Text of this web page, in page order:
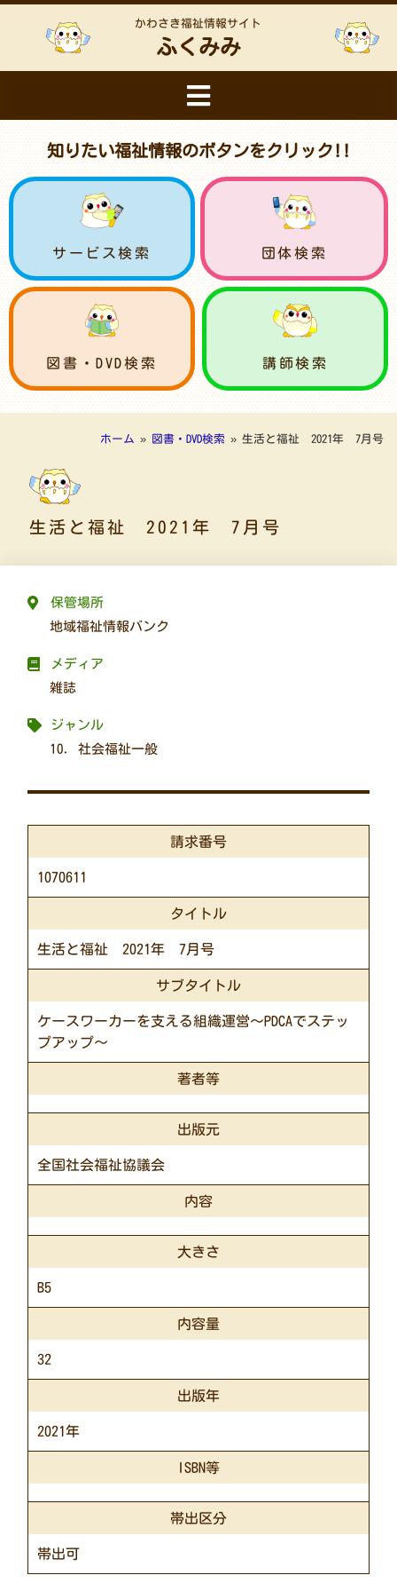
かわさき福祉情報サイト
ふくみみ
知りたい福祉情報のボタンをクリック!!
サービス検索 団体検索
図書・DVD検索 講師検索
ホーム » 図書・DVD検索 » 生活と福祉 2021年 7月号
生活と福祉 2021年 7月号
保管場所
地域福祉情報バンク
メディア
雑誌
ジャンル
10. 社会福祉一般
請求番号
1070611
タイトル
生活と福祉 2021年 7月号
サブタイトル
ケースワーカーを支える組織運営～PDCAでステッ
プアップ～
著者等
出版元
全国社会福祉協議会
内容
大きさ
B5
内容量
32
出版年
2021年
ISBN等
帯出区分
帯出可